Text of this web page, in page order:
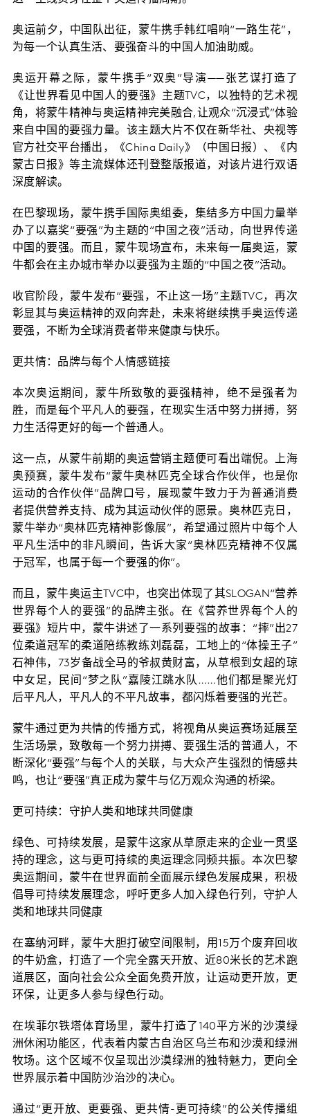
奥运前夕，中国队出征，蒙牛携手韩红唱响“一路生花”，
为每一个认真生活、要强奋斗的中国人加油助威。
奥运开幕之际，蒙牛携手“双奥”导演——张艺谋打造了
《让世界看见中国人的要强》主题TVC，以独特的艺术视
角，将蒙牛精神与奥运精神完美融合,让观众“沉浸式”体验
来自中国的要强力量。该主题大片不仅在新华社、央视等
官方社交平台播出，《China Daily》（中国日报）、《内
蒙古日报》等主流媒体还刊登整版报道，对该片进行双语
深度解读。
在巴黎现场，蒙牛携手国际奥组委，集结多方中国力量举
办了以嘉奖“要强”为主题的“中国之夜”活动，向世界传递
中国的要强。而且，蒙牛现场宣布，未来每一届奥运，蒙
牛都会在主办城市举办以要强为主题的“中国之夜”活动。
收官阶段，蒙牛发布“要强，不止这一场”主题TVC，再次
彰显其与奥运精神的双向奔赴，未来将继续携手奥运传递
要强，不断为全球消费者带来健康与快乐。
更共情：品牌与每个人情感链接
本次奥运期间，蒙牛所致敬的要强精神，绝不是强者为
胜，而是每个平凡人的要强，在现实生活中努力拼搏，努
力生活得更好的每一个普通人。
这一点，从蒙牛前期的奥运营销主题便可看出端倪。上海
奥预赛，蒙牛发布“蒙牛奥林匹克全球合作伙伴，也是你
运动的合作伙伴”品牌口号，展现蒙牛致力于为普通消费
者提供营养支持、成为其运动伙伴的愿景。奥林匹克日，
蒙牛举办“奥林匹克精神影像展”，希望通过照片中每个人
平凡生活中的非凡瞬间，告诉大家“奥林匹克精神不仅属
于冠军，也属于每一个要强的你”。
而且，蒙牛奥运主TVC中，也突出体现了其SLOGAN“营养
世界每个人的要强”的品牌主张。在《营养世界每个人的
要强》短片中，蒙牛讲述了一系列要强的故事：“摔”出27
位柔道冠军的柔道陪练教练刘磊磊，工地上的“体操王子”
石神伟，73岁备战全马的爷叔黄财富，从草根到女超的琼
中女足，民间“梦之队”嘉陵江跳水队……他们都是聚光灯
后平凡人，平凡人的不平凡故事，都闪烁着要强的光芒。
蒙牛通过更为共情的传播方式，将视角从奥运赛场延展至
生活场景，致敬每一个努力拼搏、要强生活的普通人，不
断深化“要强”与每个人的关联，与大众产生强烈的情感共
鸣，也让“要强”真正成为蒙牛与亿万观众沟通的桥梁。
更可持续：守护人类和地球共同健康
绿色、可持续发展，是蒙牛这家从草原走来的企业一贯坚
持的理念，这与更可持续的奥运理念同频共振。本次巴黎
奥运期间，蒙牛在世界面前全面展示绿色发展成果，积极
倡导可持续发展理念，呼吁更多人加入绿色行列，守护人
类和地球共同健康
在塞纳河畔，蒙牛大胆打破空间限制，用15万个废弃回收
的牛奶盒，打造了一个完全露天开放、近80米长的艺术跑
道展区，面向社会公众全面免费开放，让运动更开放，更
环保，让更多人参与绿色行动。
在埃菲尔铁塔体育场里，蒙牛打造了140平方米的沙漠绿
洲休闲功能区，代表着内蒙古自治区乌兰布和沙漠和绿洲
牧场。这个区域不仅呈现出沙漠绿洲的独特魅力，更向全
世界展示着中国防沙治沙的决心。
通过“更开放、更要强、更共情-更可持续”的公关传播组